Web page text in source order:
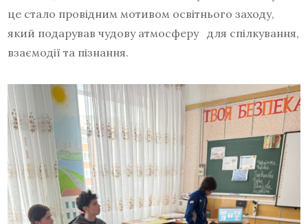
це стало провідним мотивом освітнього заходу,
який подарував чудову атмосферу для спілкування,
взаємодії та пізнання.